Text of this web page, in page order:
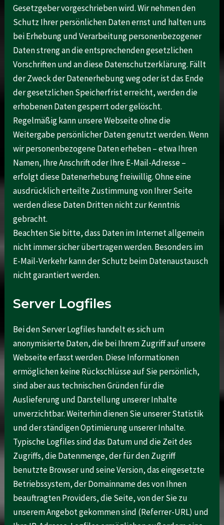
Gesetzgeber vorgeschrieben wird. Wir nehmen den
Schutz Ihrer persönlichen Daten ernst und halten uns
bei Erhebung und Verarbeitung personenbezogener
Daten streng an die entsprechenden gesetzlichen
Vorschriften und an diese Datenschutzerklärung. Fällt
der Zweck der Datenerhebung weg oder ist das Ende
der gesetzlichen Speicherfrist erreicht, werden die
erhobenen Daten gesperrt oder gelöscht.
Regelmäßig kann unsere Webseite ohne die
Weitergabe persönlicher Daten genutzt werden. Wenn
wir personenbezogene Daten erheben – etwa Ihren
Namen, Ihre Anschrift oder Ihre E-Mail-Adresse –
erfolgt diese Datenerhebung freiwillig. Ohne eine
ausdrücklich erteilte Zustimmung von Ihrer Seite
werden diese Daten Dritten nicht zur Kenntnis
gebracht.
Beachten Sie bitte, dass Daten im Internet allgemein
nicht immer sicher übertragen werden. Besonders im
E-Mail-Verkehr kann der Schutz beim Datenaustausch
nicht garantiert werden.
Server Logfiles
Bei den Server Logfiles handelt es sich um
anonymisierte Daten, die bei Ihrem Zugriff auf unsere
Webseite erfasst werden. Diese Informationen
ermöglichen keine Rückschlüsse auf Sie persönlich,
sind aber aus technischen Gründen für die
Auslieferung und Darstellung unserer Inhalte
unverzichtbar. Weiterhin dienen Sie unserer Statistik
und der ständigen Optimierung unserer Inhalte.
Typische Logfiles sind das Datum und die Zeit des
Zugriffs, die Datenmenge, der für den Zugriff
benutzte Browser und seine Version, das eingesetzte
Betriebssystem, der Domainname des von Ihnen
beauftragten Providers, die Seite, von der Sie zu
unserem Angebot gekommen sind (Referrer-URL) und